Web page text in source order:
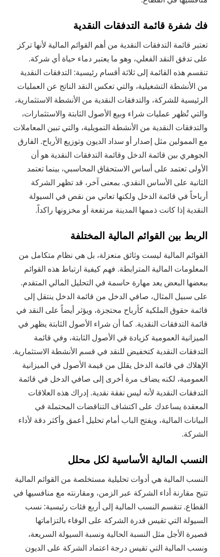
فك شفرة قائمة التدفقات النقدية
تعتبر قائمة التدفقات النقدية من أهم القوائم المالية لأنها تركز
على تدفق النقد الفعلي، وهو ما يعتبر دماء حياة أي شركة.
تنقسم هذه القائمة إلى ثلاثة أقسام رئيسية: التدفقات النقدية
من الأنشطة التشغيلية، والتي تعكس النقد الناتج عن العمليات
الرئيسية للشركة، والتدفقات النقدية من الأنشطة الاستثمارية،
والتي تُظهر عمليات شراء وبيع الأصول الثابتة والاستثمارات،
والتدفقات النقدية من الأنشطة التمويلية، والتي تبين المعاملات
مع الممولين مثل إصدار أو سداد الديون وتوزيع الأرباح. الفارق
الجوهري بين قائمة الدخل وقائمة التدفقات النقدية هو أن
الأولى تعتمد على أساس الاستحقاق المحاسبي، بينما تعتمد
الثانية على الأساس النقدي. بمعنى آخر، قد تظهر الشركة
أرباحاً في قائمة الدخل ولكنها تعاني من نقص في السيولة
النقدية إذا كانت ذممها المدينة مرتفعة أو مخزونها راكداً.
الربط بين القوائم المالية المختلفة
القوائم المالية ليست وثائق منعزلة، بل هي نظام متكامل من
المعلومات المالية المترابطة. فهم كيفية ارتباط هذه القوائم
ببعضها البعض يعد مهارة حاسمة في التحليل المالي المتقدم.
على سبيل المثال، صافي الدخل من قائمة الدخل ينتقل إلى
قائمة حقوق الملكية كأرباح محتجزة، ويؤثر أيضاً على النقد في
قائمة التدفقات النقدية. كما أن شراء الأصول الثابتة يظهر في
الميزانية العمومية كزيادة في الأصول الثابتة، وفي قائمة
التدفقات النقدية كتخفيض للنقد في قسم الأنشطة الاستثمارية.
الإهلاك في قائمة الدخل يقلل من قيمة الأصول في الميزانية
العمومية، لكنه يضاف مرة أخرى إلى صافي الدخل في قائمة
التدفقات النقدية لأنه ليس نفقة نقدية. إدراك هذه العلاقات
المعقدة يساعدك على اكتشاف التناقضات المحتملة في
البيانات المالية، ويفتح الباب أمام تحليل أعمق وأكثر دقة لأداء
الشركة.
النسب المالية الأساسية لكل محلل
النسب المالية هي أدوات تحليلية مستخلصة من القوائم المالية
تتيح مقارنة أداء الشركة عبر الزمن، ومقارنته مع منافسيها في
القطاع. تنقسم النسب المالية إلى أربع فئات رئيسية: نسب
السيولة التي تقيس قدرة الشركة على الوفاء بالتزاماتها
قصيرة الأجل مثل النسبة الحالية ونسبة السيولة السريعة،
ونسب المالية التي تقيس درجة اعتماد الشركة على الديون